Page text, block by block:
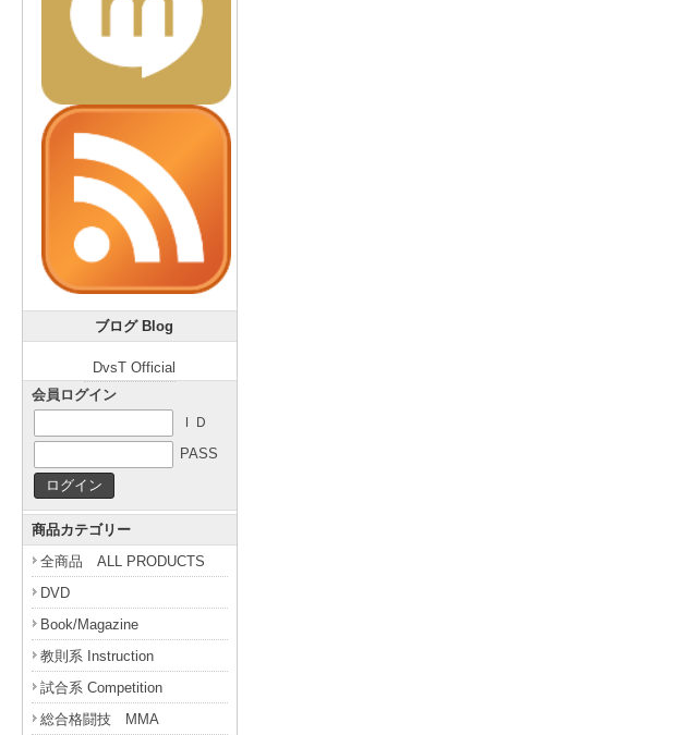
ブログ Blog
DvsT Official
会員ログイン
ＩＤ
PASS
商品カテゴリー
全商品 ALL PRODUCTS
DVD
Book/Magazine
教則系 Instruction
試合系 Competition
総合格闘技 MMA